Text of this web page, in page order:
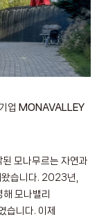
업 MONAVALLEY
모나무르는 자연과
습니다. 2023년,
모나밸리
습니다. 이제